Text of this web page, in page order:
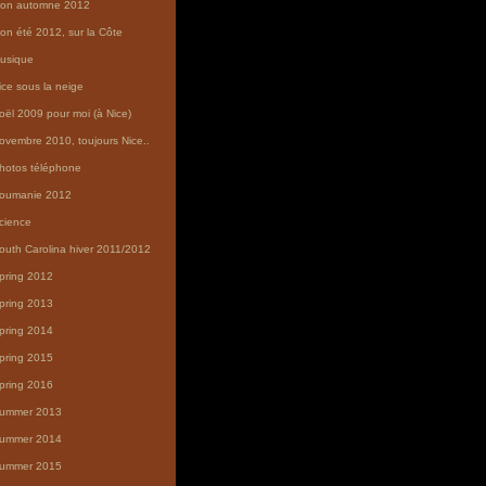
automne 2012
été 2012, sur la Côte
sous la neige
2009 pour moi (à Nice)
2010, toujours Nice..
téléphone
2012
Carolina hiver 2011/2012
2012
2013
2014
2015
2016
2013
2014
2015